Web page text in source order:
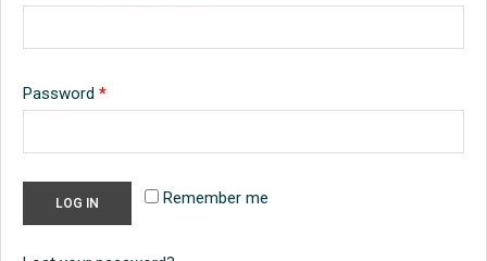
Password *
Remember me
LOG IN